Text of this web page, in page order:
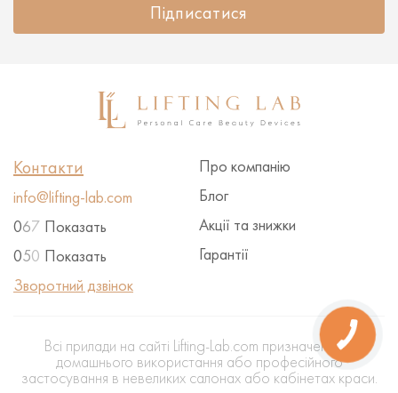
Підписатися
Про компанію
Блог
Акції та знижки
Гарантії
Контакти
info@lifting-lab.com
067 Показать
050 Показать
Зворотний дзвінок
Всі прилади на сайті Lifting-Lab.com призначені для
домашнього використання або професійного
застосування в невеликих салонах або кабінетах краси.